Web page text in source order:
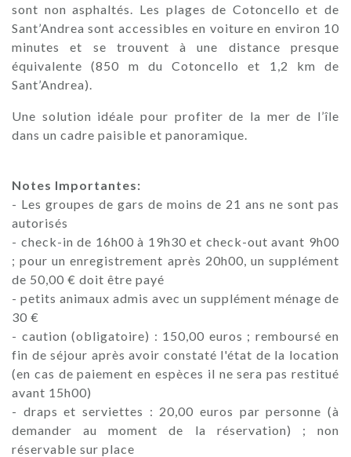
sont non asphaltés. Les plages de Cotoncello et de
Sant’Andrea sont accessibles en voiture en environ 10
minutes et se trouvent à une distance presque
équivalente (850 m du Cotoncello et 1,2 km de
Sant’Andrea).
Une solution idéale pour profiter de la mer de l’île
dans un cadre paisible et panoramique.
Notes Importantes:
- Les groupes de gars de moins de 21 ans ne sont pas
autorisés
- check-in de 16h00 à 19h30 et check-out avant 9h00
; pour un enregistrement après 20h00, un supplément
de 50,00 € doit être payé
- petits animaux admis avec un supplément ménage de
30 €
- caution (obligatoire) : 150,00 euros ; remboursé en
fin de séjour après avoir constaté l'état de la location
(en cas de paiement en espèces il ne sera pas restitué
avant 15h00)
- draps et serviettes : 20,00 euros par personne (à
demander au moment de la réservation) ; non
réservable sur place